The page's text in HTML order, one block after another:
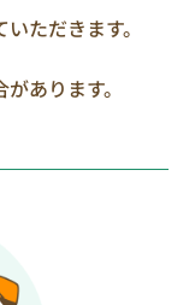
ただきます。
あります。